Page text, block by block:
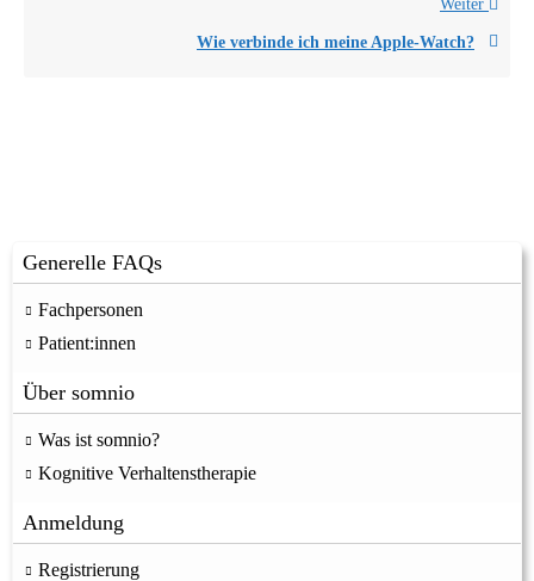
Generelle FAQs
Fachpersonen
Patient:innen
Über somnio
Was ist somnio?
Kognitive Verhaltenstherapie
Anmeldung
Registrierung
Weiter
Wie verbinde ich meine Apple-Watch?